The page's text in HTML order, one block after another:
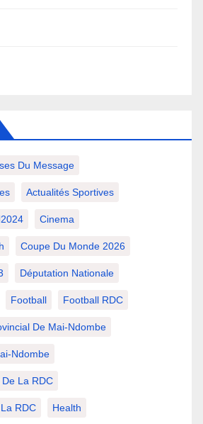
Du Message
Actualités Sportives
Cinema
Coupe Du Monde 2026
Députation Nationale
Football Football RDC
De Mai-Ndombe
Ndombe
La RDC
RDC Health